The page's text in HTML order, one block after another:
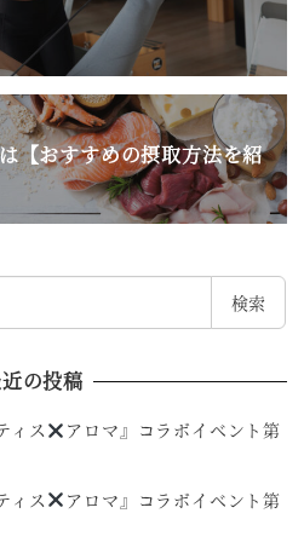
【おすすめの摂取方法を紹
検索
の投稿
ィス
アロマ』コラボイベント第
ィス
アロマ』コラボイベント第